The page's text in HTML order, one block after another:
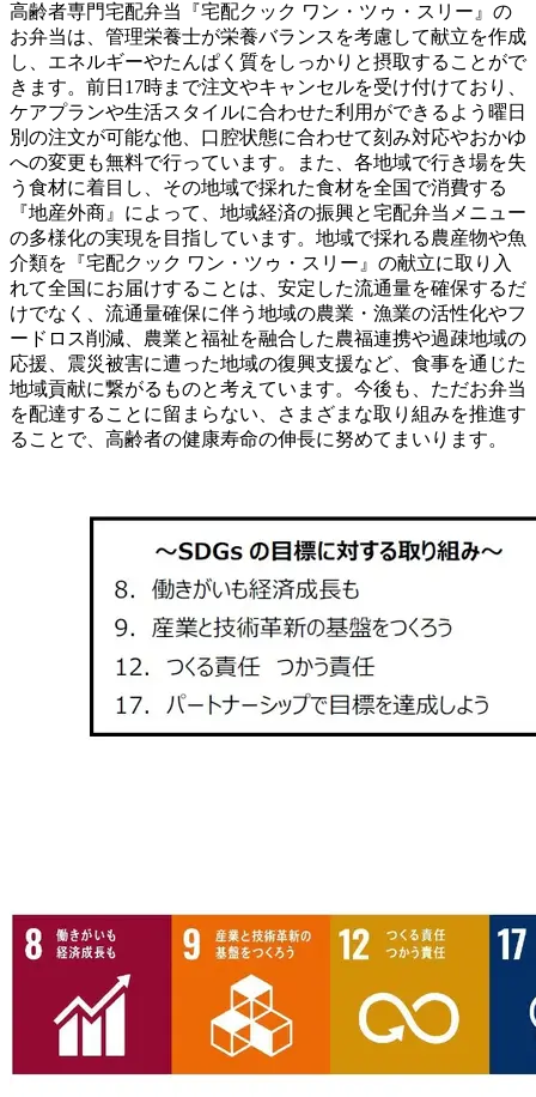
高齢者専門宅配弁当『宅配クック ワン・ツゥ・スリー』の
お弁当は、管理栄養士が栄養バランスを考慮して献立を作成
し、エネルギーやたんぱく質をしっかりと摂取することがで
きます。前日17時まで注文やキャンセルを受け付けており、
ケアプランや生活スタイルに合わせた利用ができるよう曜日
別の注文が可能な他、口腔状態に合わせて刻み対応やおかゆ
への変更も無料で行っています。また、各地域で行き場を失
う食材に着目し、その地域で採れた食材を全国で消費する
『地産外商』によって、地域経済の振興と宅配弁当メニュー
の多様化の実現を目指しています。地域で採れる農産物や魚
介類を『宅配クック ワン・ツゥ・スリー』の献立に取り入
れて全国にお届けすることは、安定した流通量を確保するだ
けでなく、流通量確保に伴う地域の農業・漁業の活性化やフ
ードロス削減、農業と福祉を融合した農福連携や過疎地域の
応援、震災被害に遭った地域の復興支援など、食事を通じた
地域貢献に繋がるものと考えています。今後も、ただお弁当
を配達することに留まらない、さまざまな取り組みを推進す
ることで、高齢者の健康寿命の伸長に努めてまいります。